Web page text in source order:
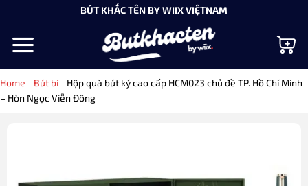
nội
BÚT KHẮC TÊN BY WIIX VIỆTNAM
Home - Bút bi - Hộp quà bút ký cao cấp HCM023 chủ đề TP. Hồ Chí Minh
– Hòn Ngọc Viễn Đông